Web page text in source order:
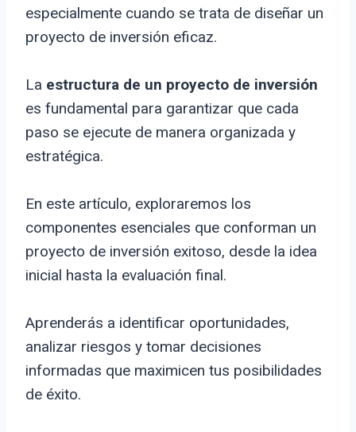
especialmente cuando se trata de diseñar un
proyecto de inversión eficaz.
La estructura de un proyecto de inversión
es fundamental para garantizar que cada
paso se ejecute de manera organizada y
estratégica.
En este artículo, exploraremos los
componentes esenciales que conforman un
proyecto de inversión exitoso, desde la idea
inicial hasta la evaluación final.
Aprenderás a identificar oportunidades,
analizar riesgos y tomar decisiones
informadas que maximicen tus posibilidades
de éxito.